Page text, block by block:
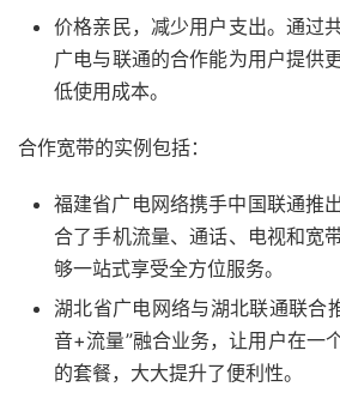
价格亲民，减少用户支出。通过
广电与联通的合作能为用户提供
低使用成本。
合作宽带的实例包括：
福建省广电网络携手中国联通推
合了手机流量、通话、电视和宽
够一站式享受全方位服务。
湖北省广电网络与湖北联通联合
音+流量”融合业务，让用户在一
的套餐，大大提升了便利性。